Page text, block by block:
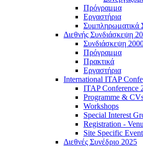
Πρόγραμμα
Εργαστήρια
Συμπληρωματικά
Διεθνής Συνδιάσκεψη
Συνδιάσκεψη
Πρόγραμμα
Πρακτικά
Εργαστήρια
International ITAP
ITAP Conference
Programme &
Workshops
Special Interest
Registration -
Site Specific
Διεθνές Συνέδριο 2025